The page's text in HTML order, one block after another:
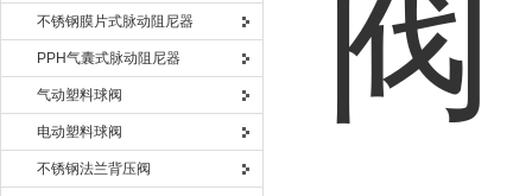
不锈钢膜片式脉动阻尼器
PPH气囊式脉动阻尼器
气动塑料球阀
电动塑料球阀
不锈钢法兰背压阀